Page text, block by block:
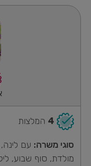
4 המלצות
סוגי משרה: עם
מולדת, סוף שבוע,